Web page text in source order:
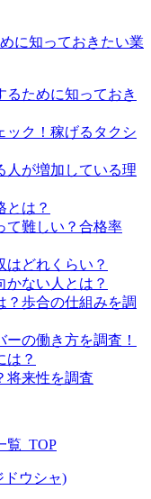
に知っておきたい業
るために知っておき
ック！稼げるタクシ
人が増加している理
とは？
て難しい？合格率
はどれくらい？
かない人とは？
？歩合の仕組みを調
の働き方を調査！
は？
将来性を調査
覧_TOP
ウシャ)